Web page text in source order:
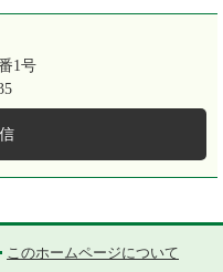
1号
このホームページについて